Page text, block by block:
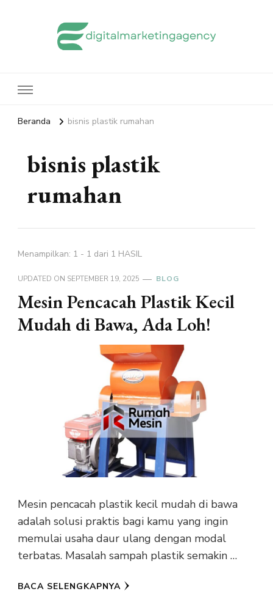
Beranda bisnis plastik rumahan
bisnis plastik
rumahan
Menampilkan: 1 - 1 dari 1 HASIL
UPDATED ON SEPTEMBER 19, 2025 BLOG
Mesin Pencacah Plastik Kecil
Mudah di Bawa, Ada Loh!
Mesin pencacah plastik kecil mudah di bawa
adalah solusi praktis bagi kamu yang ingin
memulai usaha daur ulang dengan modal
terbatas. Masalah sampah plastik semakin …
BACA SELENGKAPNYA